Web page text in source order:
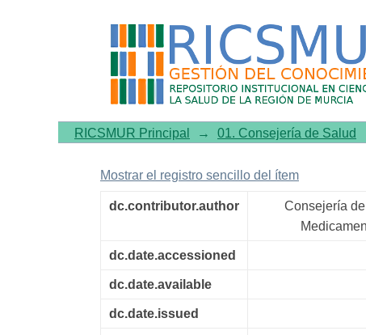
Boletín de
RICSMUR Principal → 01. Consejería de Salud
Mostrar el registro sencillo del ítem
dc.contributor.author
Consejería
dc.date.accessioned
dc.date.available
dc.date.issued